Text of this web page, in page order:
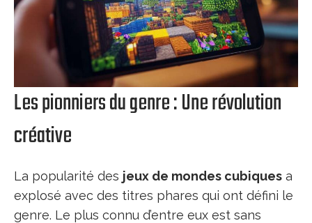
Les pionniers du genre : Une révolution
créative
La popularité des jeux de mondes cubiques a
explosé avec des titres phares qui ont défini le
genre. Le plus connu d’entre eux est sans